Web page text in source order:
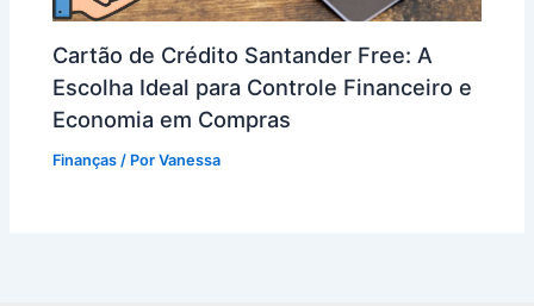
Cartão de Crédito Santander Free: A
Escolha Ideal para Controle Financeiro e
Economia em Compras
Finanças / PorVanessa